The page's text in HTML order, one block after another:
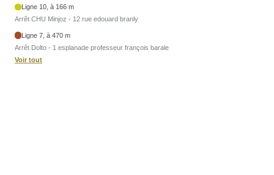
Ligne 10, à 166 m
Arrêt CHU Minjoz - 12 rue edouard branly
Ligne 7, à 470 m
Arrêt Dolto - 1 esplanade professeur françois barale
Voir tout